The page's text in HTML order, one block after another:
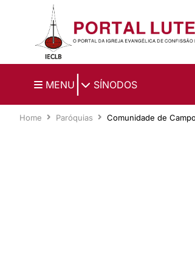
Ir para o conteúdo principal
MENU SÍNODOS
Home Paróquias Comunidade de